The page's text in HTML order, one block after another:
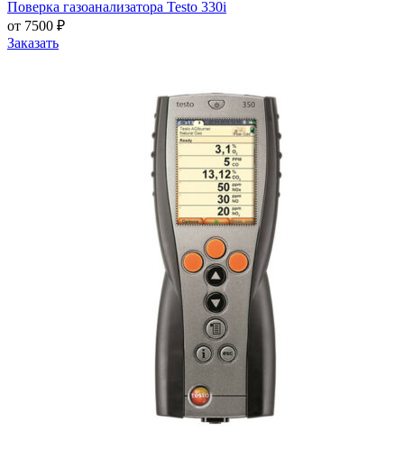
Поверка газоанализатора Testo 330i
от 7500 ₽
Заказать